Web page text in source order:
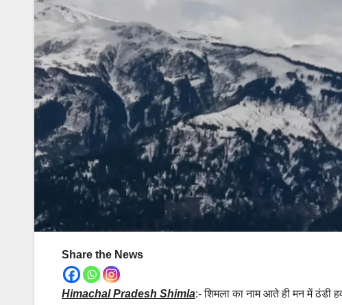
Share the News
Himachal Pradesh Shimla:- शिमला का नाम आते ही मन में ठंडी